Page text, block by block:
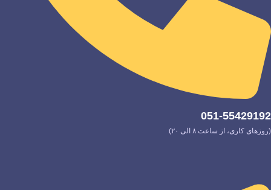
051-55429192
(روزهای کاری، از ساعت ۸ الی ۲۰)